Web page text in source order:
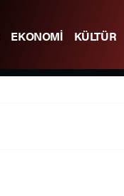
EKONOMİ KÜLTÜR